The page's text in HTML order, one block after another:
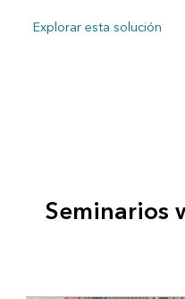
Explorar esta solución
Seminarios